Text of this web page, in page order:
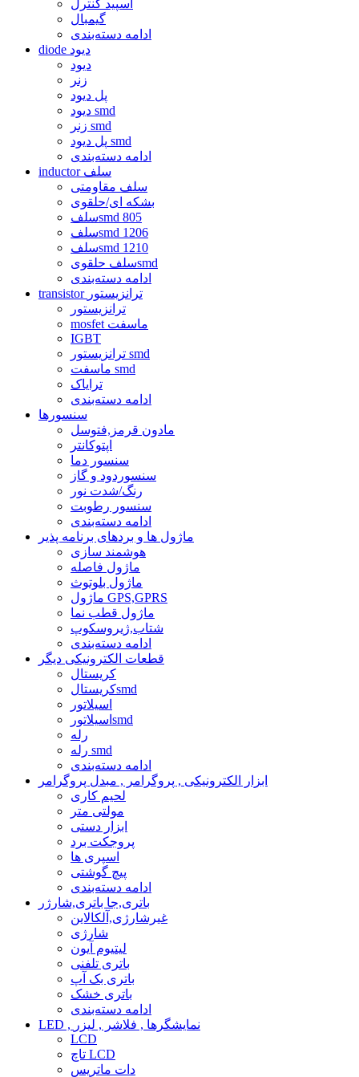
اسپید کنترل
گیمبال
ادامه دسته‌بندی
diode دیود
دیود
زنر
پل دیود
دیود smd
زنر smd
پل دیود smd
ادامه دسته‌بندی
inductor سلف
سلف مقاومتی
بشکه ای/حلقوی
سلفsmd 805
سلفsmd 1206
سلفsmd 1210
سلف حلقویsmd
ادامه دسته‌بندی
transistor ترانزیستور
ترانزیستور
mosfet ماسفت
IGBT
ترانزیستور smd
ماسفت smd
ترایاک
ادامه دسته‌بندی
سنسورها
مادون قرمز,فتوسل
اپتوکانتر
سنسور دما
سنسوردود و گاز
رنگ/شدت نور
سنسور رطوبت
ادامه دسته‌بندی
ماژول ها و بردهای برنامه پذیر
هوشمند سازی
ماژول فاصله
ماژول بلوتوث
ماژول GPS,GPRS
ماژول قطب نما
شتاب,ژیروسکوپ
ادامه دسته‌بندی
قطعات الکترونیکی دیگر
کریستال
کریستالsmd
اسیلاتور
اسیلاتورsmd
رله
رله smd
ادامه دسته‌بندی
ابزار الکترونیکی , پروگرامر , مبدل پروگرامر
لحیم کاری
مولتی متر
ابزار دستی
پروجکت برد
اسپری ها
پیچ گوشتی
ادامه دسته‌بندی
باتری,جا باتری,شارژر
غیرشارژی,آلکالاین
شارژی
لیتیوم آیون
باتری تلفنی
باتری بک آپ
باتری خشک
ادامه دسته‌بندی
LED , نمایشگرها , فلاشر , لیزر
LCD
تاچ LCD
دات ماتریس